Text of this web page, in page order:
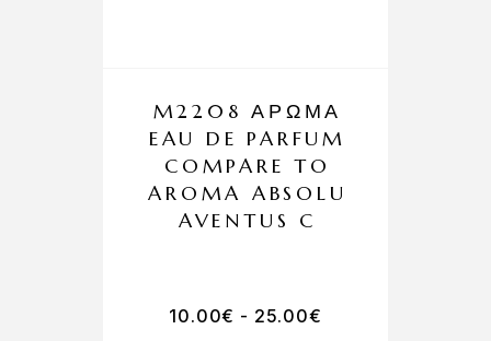
M2208 ΆΡΩΜΑ
EAU DE PARFUM
COMPARE TO
AROMA ABSOLU
AVENTUS C
10.00€ - 25.00€